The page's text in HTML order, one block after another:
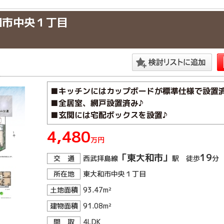
中央１丁目
■キッチンにはカップボードが標準仕様で設置
■全居室、網戸設置済み♪
■玄関には宅配ボックスを設置♪
4,480万円
交 通
西武拝島線 「東大和市」 駅 徒歩19分
所在地
東大和市中央１丁目
土地面積 93.47m²
建物面積 91.08m²
間 取
4LDK